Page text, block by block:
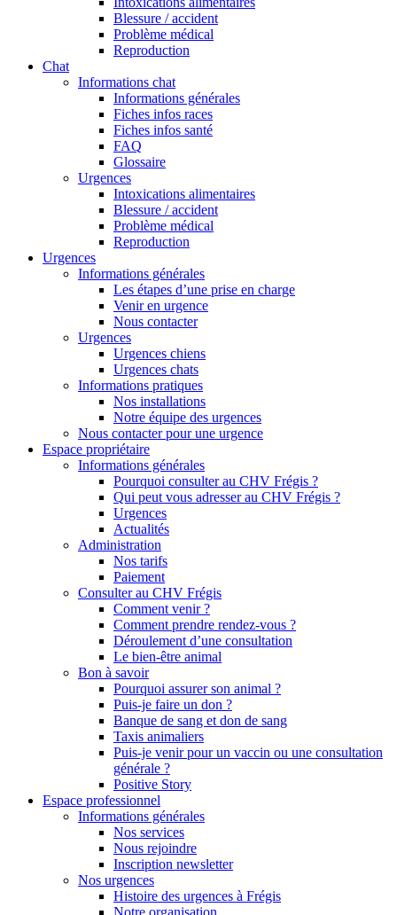
Blessure / accident
Problème médical
Reproduction
Chat
Informations chat
Informations générales
Fiches infos races
Fiches infos santé
FAQ
Glossaire
Urgences
Intoxications alimentaires
Blessure / accident
Problème médical
Reproduction
Urgences
Informations générales
Les étapes d’une prise en charge
Venir en urgence
Nous contacter
Urgences
Urgences chiens
Urgences chats
Informations pratiques
Nos installations
Notre équipe des urgences
Nous contacter pour une urgence
Espace propriétaire
Informations générales
Pourquoi consulter au CHV Frégis ?
Qui peut vous adresser au CHV Frégis ?
Urgences
Actualités
Administration
Nos tarifs
Paiement
Consulter au CHV Frégis
Comment venir ?
Comment prendre rendez-vous ?
Déroulement d’une consultation
Le bien-être animal
Bon à savoir
Pourquoi assurer son animal ?
Puis-je faire un don ?
Banque de sang et don de sang
Taxis animaliers
Puis-je venir pour un vaccin ou une consultation
générale ?
Positive Story
Espace professionnel
Informations générales
Nos services
Nous rejoindre
Inscription newsletter
Nos urgences
Histoire des urgences à Frégis
Notre organisation